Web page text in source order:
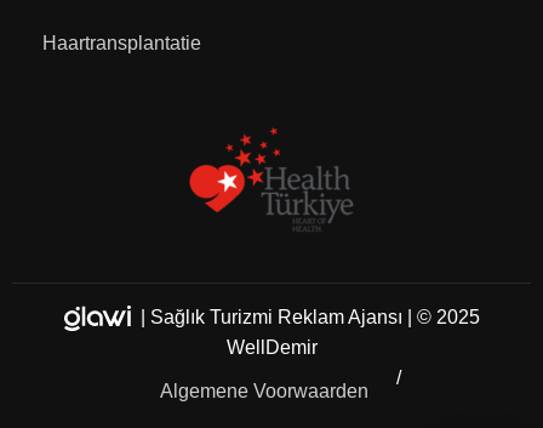
Haartransplantatie
| Sağlık Turizmi Reklam Ajansı
| © 2025
WellDemir
Algemene Voorwaarden